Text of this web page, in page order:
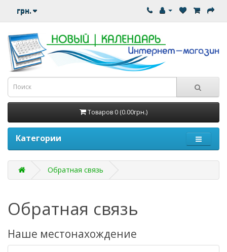
грн.
Товаров 0 (0.00грн.)
Категории
Обратная связь
Обратная связь
Наше местонахождение